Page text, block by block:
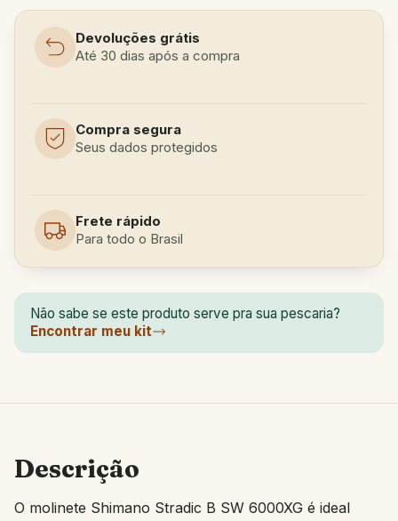
Devoluções grátis
Até 30 dias após a compra
Compra segura
Seus dados protegidos
Frete rápido
Para todo o Brasil
Não sabe se este produto serve pra sua pescaria?
Encontrar meu kit
Descrição
O molinete Shimano Stradic B SW 6000XG é ideal